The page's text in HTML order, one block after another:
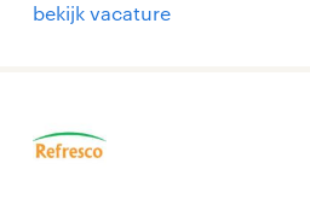
bekijk vacature